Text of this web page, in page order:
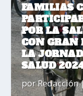
FAMILIAS
POR LA
CON GRAN
LA
SALUD
porRedacción